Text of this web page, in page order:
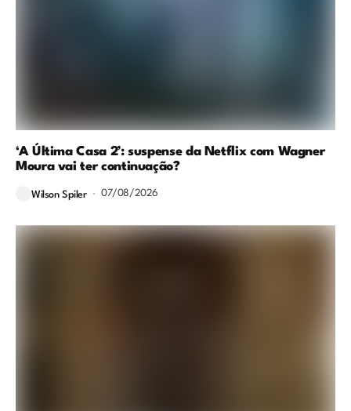
‘A Última Casa 2’: suspense da Netflix com Wagner
Moura vai ter continuação?
Wilson Spiler 07/08/2026